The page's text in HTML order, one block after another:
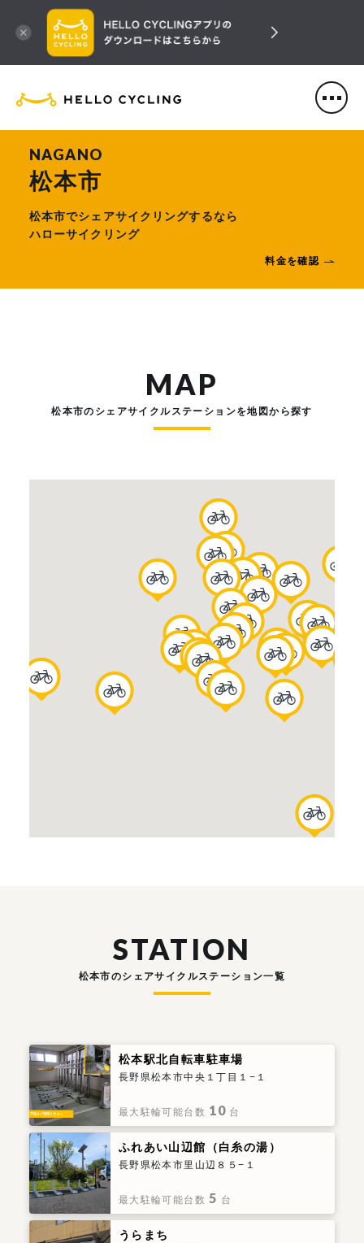
HELLO CYCLING（ハローサ
NAGANO
松本市
松本市でシェアサイクリングするなら
ハローサイクリング
料金を確認
MAP
松本市のシェアサイクルステーションを地図から探す
STATION
松本市のシェアサイクルステーション一覧
松本駅北自転車駐車場
長野県松本市中央１丁目１−１
最大駐輪可能台数 10 台
ふれあい山辺館（白糸の湯）
長野県松本市里山辺８５−１
最大駐輪可能台数5 台
うらまち